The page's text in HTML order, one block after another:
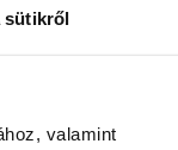
sütikről
valamint